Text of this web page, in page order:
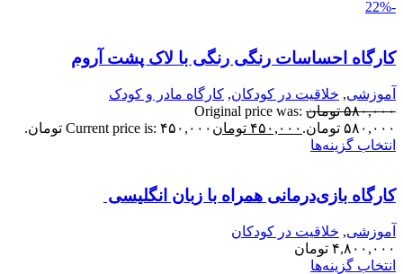
احساسات رنگی رنگی با لاک پشت آروم
, خلاقیت در کودکان,کارگاه مادر و کودک
تومان Original price was:
تومان.
۴۵۰,۰۰۰ تومانCurrent price is: ۴۵۰,۰۰۰ تومان.
گزینه‌ها
بازی‌درمانی همراه با زبان انگلیسی
, خلاقیت در کودکان
تومان
گزینه‌ها